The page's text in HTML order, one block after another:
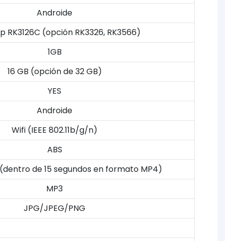
Androide
RK3126C (opción RK3326, RK3566)
1GB
16 GB (opción de 32 GB)
YES
Androide
Wifi (IEEE 802.11b/g/n)
ABS
de 15 segundos en formato MP4)
MP3
JPG/JPEG/PNG